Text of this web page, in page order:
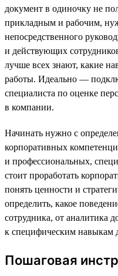
документ в одиночку не
прикладным и рабочим,
непосредственного
и действующих
лучше всех знают, какие
работы. Идеально —
специалиста по оценке
в компании.
Начинать нужно с
корпоративных
и профессиональных,
стоит проработать
понять ценности и
определить, какое
сотрудника, от аналитика
к специфическим навыкам
Пошаговая